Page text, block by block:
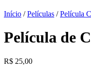
Início /Películas /Película
Película de
R$ 25,00